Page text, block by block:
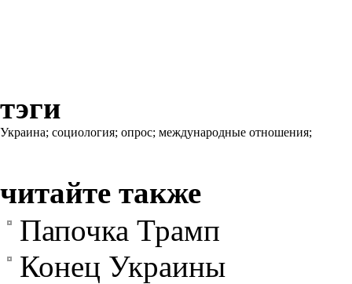
тэги
Украина; социология; опрос; международные отношения;
читайте также
Папочка Трамп
Конец Украины